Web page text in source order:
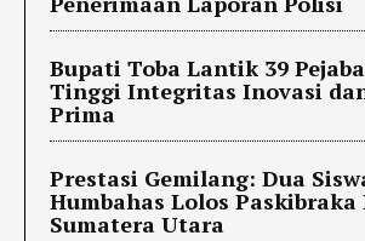
Bupati Toba Lantik 39
Tinggi Integritas Inovasi
Prima
Prestasi Gemilang: Dua
Humbahas Lolos
Sumatera Utara